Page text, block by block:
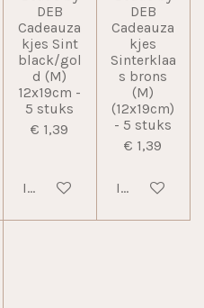
DEB
Cadeauza
kjes Sint
black/gol
d (M)
12x19cm -
5 stuks
€ 1,39
In winkelwagen
DEB
Cadeauza
kjes
Sinterklaa
s brons
(M)
(12x19cm)
- 5 stuks
€ 1,39
In